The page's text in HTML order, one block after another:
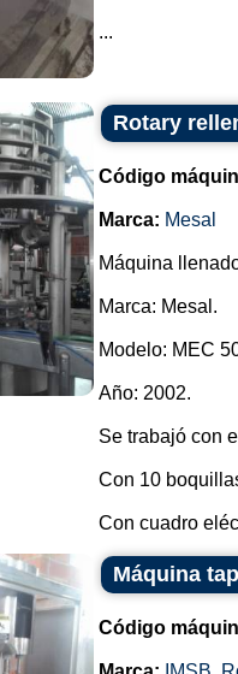
...
Rotary
Código
Marca: Mesal
Máquina
Marca: Mesal.
Modelo: MEC
Año: 2002.
Se trabajó con
Con 10
Con cuadro
Máquina
Código